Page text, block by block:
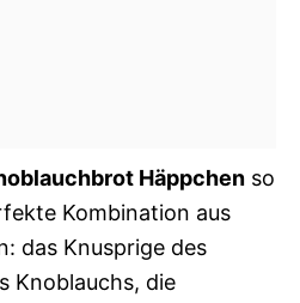
Häppchen so
Kombination aus
das Knusprige des
Knoblauchs, die